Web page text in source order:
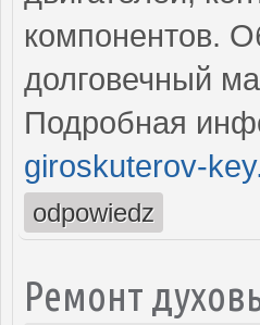
компонентов.
долговечный
Подробная
giroskuterov-
odpowiedz
Ремонт